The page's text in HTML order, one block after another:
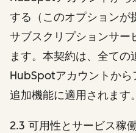
する（このオプションが
サブスクリプションサー
ます。本契約は、全て
HubSpotアカウントか
追加機能に適用されます。
2.3 可用性とサービス稼